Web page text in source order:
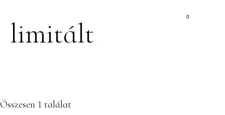
0
limitált
Összesen 1 találat